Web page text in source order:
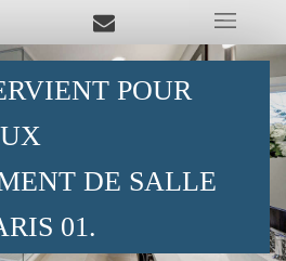
POUR
DE SALLE
01.